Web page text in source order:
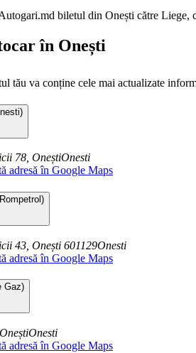
biletul din Onești către
în Onești
tău va conține cele mai actualizate
)
78, OneștiOnesti
adresă în Google Maps
)
43, Onești 601129Onesti
adresă în Google Maps
Gaz)
Onesti
adresă în Google Maps